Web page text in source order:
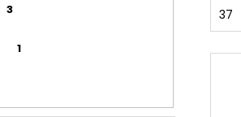
3
1
37